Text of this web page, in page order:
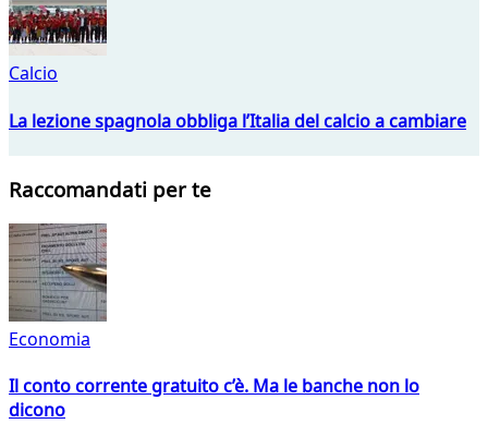
Calcio
La lezione spagnola obbliga l’Italia del calcio a cambiare
Raccomandati per te
Economia
Il conto corrente gratuito c’è. Ma le banche non lo
dicono